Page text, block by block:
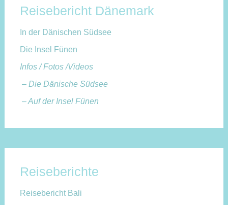
Reisebericht Dänemark
In der Dänischen Südsee
Die Insel Fünen
Infos / Fotos /Videos
– Die Dänische Südsee
– Auf der Insel Fünen
Reiseberichte
Reisebericht Bali